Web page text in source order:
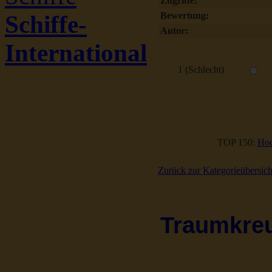
Schiffe-
International
Bewertung:
Autor:
1 (Schlecht)
TOP 150:
Zurück zur